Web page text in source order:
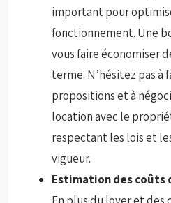
important pour
fonctionnement. Une
vous faire économiser
terme. N’hésitez pas à
propositions et à
location avec le
respectant les lois et
vigueur.
Estimation des